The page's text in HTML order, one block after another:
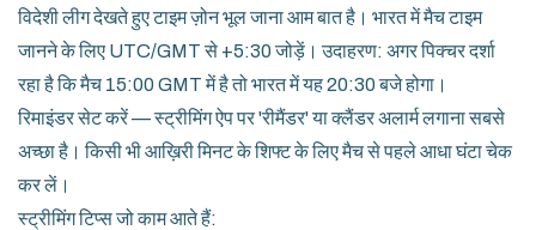
विदेशी लीग देखते हुए टाइम ज़ोन भूल जाना आम बात है। भारत में मैच टाइम
जानने के लिए UTC/GMT से +5:30 जोड़ें। उदाहरण: अगर पिक्चर दर्शा
रहा है कि मैच 15:00 GMT में है तो भारत में यह 20:30 बजे होगा।
रिमाइंडर सेट करें — स्ट्रीमिंग ऐप पर 'रीमैंडर' या क्लैंडर अलार्म लगाना सबसे
अच्छा है। किसी भी आख़िरी मिनट के शिफ्ट के लिए मैच से पहले आधा घंटा चेक
कर लें।
स्ट्रीमिंग टिप्स जो काम आते हैं: